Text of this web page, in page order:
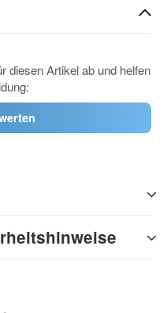
diesen Artikel ab und helfen